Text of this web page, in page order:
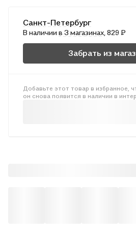
материала, подробные конспекты
рекомендации по работе над
кроссворды, загадки, тексты
адресовано учителям начальных
Санкт-Петербург
В наличиив 3 магазинах , 829 ₽
Забрать из
Добавьте этот товар в избранное,
он снова появится в наличии в